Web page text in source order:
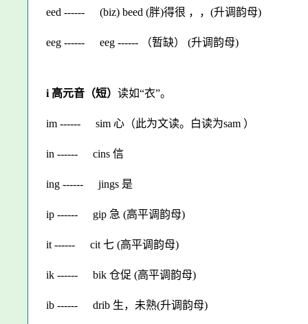
eed ------ (biz) beed (胖)得很 ，，(升调韵母)
eeg ------ eeg ------ （暂缺） (升调韵母)
i 高元音（短） 读如“衣”。
im ------ sim 心（此为文读。白读为sam ）
in ------ cins 信
ing ------ jings 是
ip ------ gip 急 (高平调韵母)
it ------ cit 七 (高平调韵母)
ik ------ bik 仓促 (高平调韵母)
ib ------ drib 生，未熟(升调韵母)